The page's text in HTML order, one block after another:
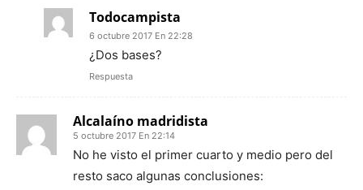
Todocampista
6 octubre 2017 En 22:28
¿Dos bases?
Respuesta
Alcalaíno madridista
5 octubre 2017 En 22:14
No he visto el primer cuarto y medio pero del
resto saco algunas conclusiones: